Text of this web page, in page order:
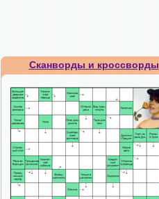
Сканворды и кроссворды